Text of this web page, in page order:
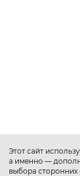
Этот сайт
а именно —
выбора